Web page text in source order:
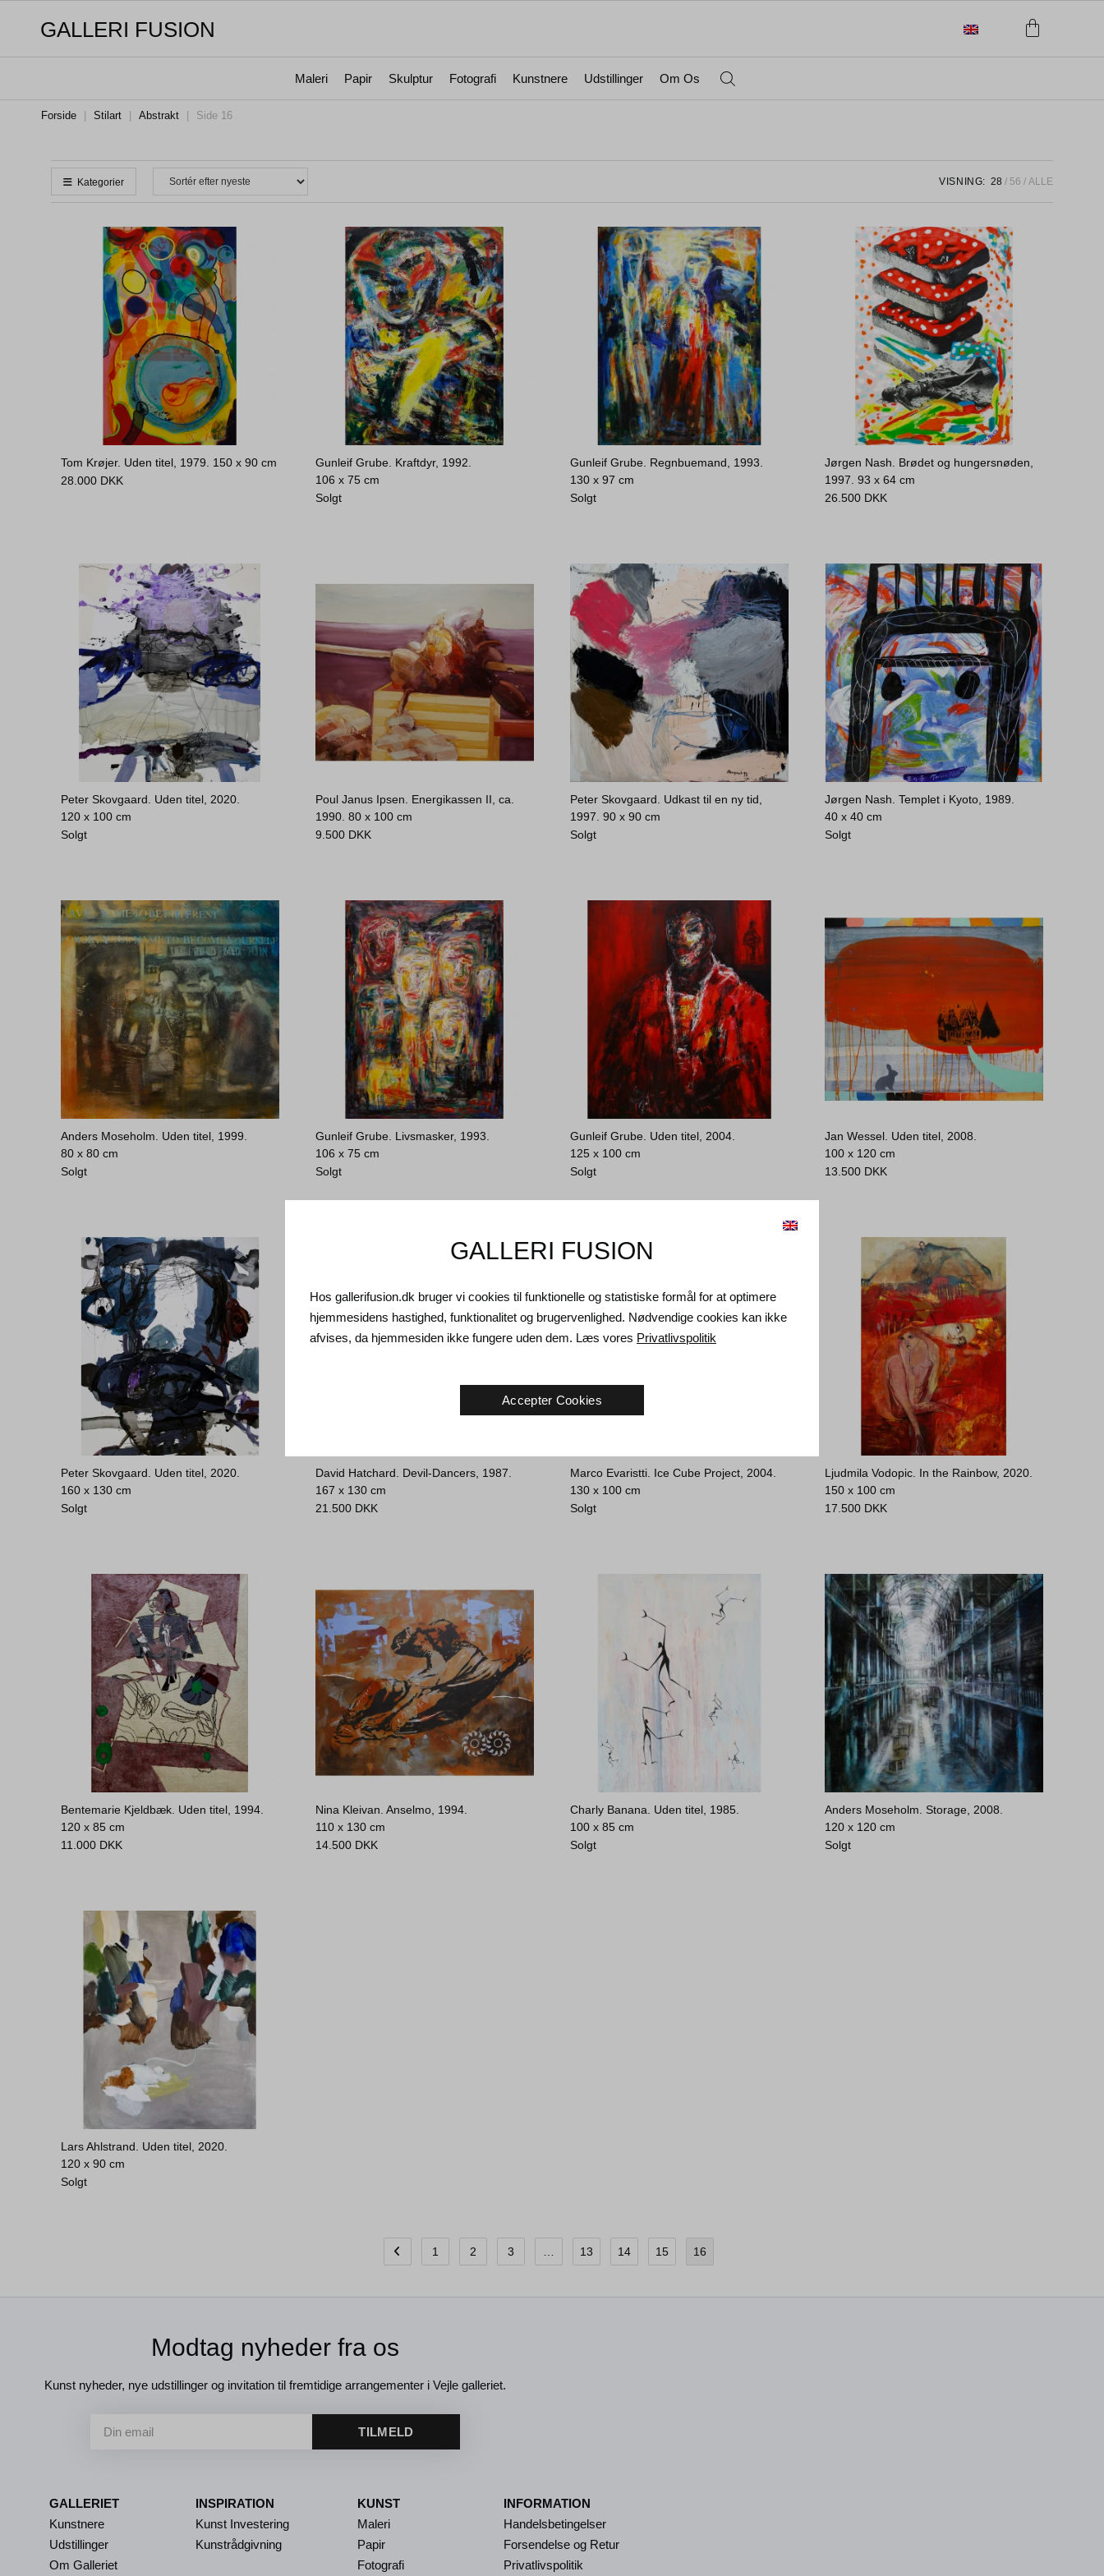
GALLERI FUSION
Maleri Papir Skulptur Fotografi Kunstnere Udstillinger Om Os
Forside Stilart Abstrakt Side 16
Kategorier VISNING: 28 56 ALLE
Tom Krøjer. Uden titel, 1979. 150 x 90 cm
28.000 DKK
Gunleif Grube. Kraftdyr, 1992.
106 x 75 cm
Solgt
Gunleif Grube. Regnbuemand, 1993.
130 x 97 cm
Solgt
Jørgen Nash. Brødet og hungersnøden,
1997.93 x 64 cm
26.500 DKK
Peter Skovgaard. Uden titel, 2020.
120 x 100 cm
Solgt
Poul Janus Ipsen. Energikassen II, ca.
1990.80 x 100 cm
9.500 DKK
Peter Skovgaard. Udkast til en ny tid,
1997.90 x 90 cm
Solgt
Jørgen Nash. Templet i Kyoto, 1989.
40 x 40 cm
Solgt
Anders Moseholm. Uden titel, 1999.
80 x 80 cm
Solgt
Gunleif Grube. Livsmasker, 1993.
106 x 75 cm
Solgt
Gunleif Grube. Uden titel, 2004.
125 x 100 cm
Solgt
Jan Wessel. Uden titel, 2008.
100 x 120 cm
13.500 DKK
Peter Skovgaard. Uden titel, 2020.
160 x 130 cm
Solgt
David Hatchard. Devil-Dancers, 1987.
167 x 130 cm
21.500 DKK
Marco Evaristti. Ice Cube Project, 2004.
130 x 100 cm
Solgt
Ljudmila Vodopic. In the Rainbow, 2020.
150 x 100 cm
17.500 DKK
Bentemarie Kjeldbæk. Uden titel, 1994.
120 x 85 cm
11.000 DKK
Nina Kleivan. Anselmo, 1994.
110 x 130 cm
14.500 DKK
Charly Banana. Uden titel, 1985.
100 x 85 cm
Solgt
Anders Moseholm. Storage, 2008.
120 x 120 cm
Solgt
Lars Ahlstrand. Uden titel, 2020.
120 x 90 cm
Solgt
1 2 3 13 14 15 16
Modtag nyheder fra os
Kunst nyheder, nye udstillinger og invitation til fremtidige arrangementer i Vejle galleriet.
TILMELD
GALLERIET
Kunstnere
Udstillinger
Om Galleriet
INSPIRATION
Kunst Investering
Kunstrådgivning
KUNST
Maleri
Papir
Fotografi
INFORMATION
Handelsbetingelser
Forsendelse og Retur
Privatlivspolitik
GALLERI FUSION
Hos gallerifusion.dk bruger vi cookies til funktionelle og statistiske formål for at optimere
hjemmesidens hastighed, funktionalitet og brugervenlighed. Nødvendige cookies kan ikke
afvises, da hjemmesiden ikke fungere uden dem. Læs vores Privatlivspolitik
Accepter Cookies